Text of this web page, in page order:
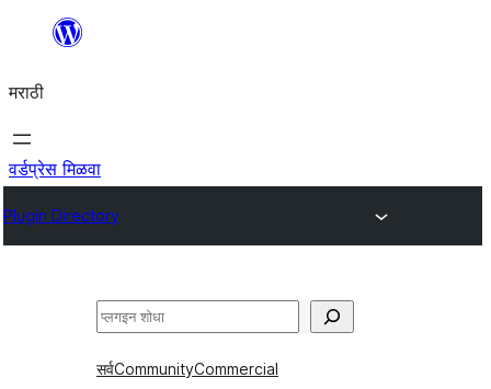
सामुग्रीवर
मराठी
वर्डप्रेस मिळवा
Plugin Directory
शोधा
सर्वCommunityCommercial